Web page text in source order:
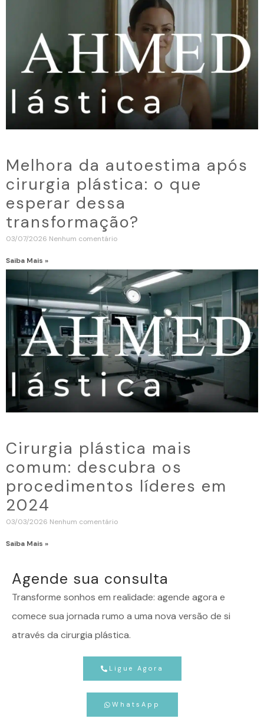
Melhora da autoestima após
cirurgia plástica: o que
esperar dessa
transformação?
03/07/2026 Nenhum comentário
Saiba Mais »
Cirurgia plástica mais
comum: descubra os
procedimentos líderes em
2024
03/03/2026 Nenhum comentário
Saiba Mais »
Agende sua consulta
Transforme sonhos em realidade: agende agora e
comece sua jornada rumo a uma nova versão de si
através da cirurgia plástica.
Ligue Agora
WhatsApp